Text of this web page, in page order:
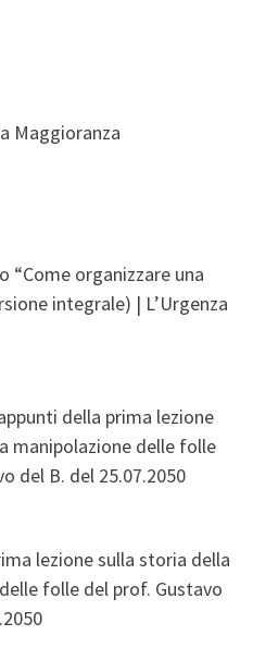
Maggioranza
“Come organizzare una
integrale) | L’Urgenza
della prima lezione
manipolazione delle folle
del B. del 25.07.2050
lezione sulla storia della
folle del prof. Gustavo